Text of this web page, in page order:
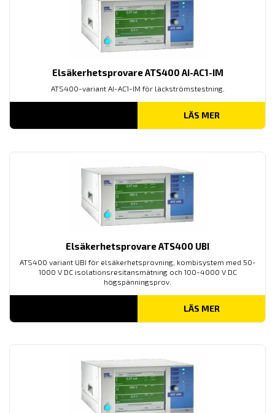
Elsäkerhetsprovare ATS400 AI-AC1-IM
ATS400-variant AI-AC1-IM för läckströmstestning.
LÄS MER
Elsäkerhetsprovare ATS400 UBI
ATS400 variant UBI för elsäkerhetsprovning, kombisystem med 50-
1000 V DC isolationsresitansmätning och 100-4000 V DC
högspänningsprov.
LÄS MER